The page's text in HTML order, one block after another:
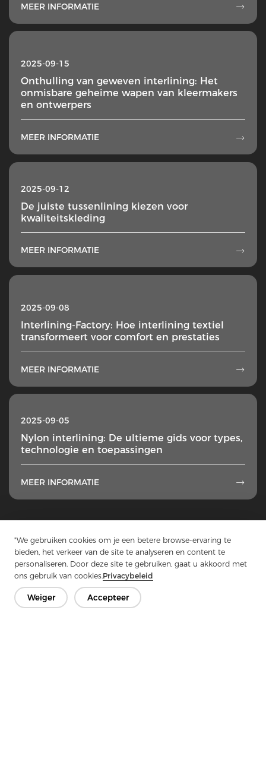
"We gebruiken cookies om je een betere browse-ervaring te
bieden, het verkeer van de site te analyseren en content te
personaliseren. Door deze site te gebruiken, gaat u akkoord met
ons gebruik van cookies.Privacybeleid
Weiger Accepteer
MEER INFORMATIE 
2025-09-15
Onthulling van geweven interlining: Het
onmisbare geheime wapen van kleermakers
en ontwerpers
MEER INFORMATIE 
2025-09-12
De juiste tussenlining kiezen voor
kwaliteitskleding
MEER INFORMATIE 
2025-09-08
Interlining-Factory: Hoe interlining textiel
transformeert voor comfort en prestaties
MEER INFORMATIE 
2025-09-05
Nylon interlining: De ultieme gids voor types,
technologie en toepassingen
MEER INFORMATIE 
1 ... 5 6 7 8 9 ... 49
Neem contact op
Heb je vragen? We hebben antwoorden!